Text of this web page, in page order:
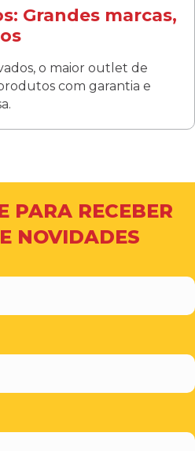
Grandes marcas,
o maior outlet de
com garantia e
PARA RECEBER
NOVIDADES